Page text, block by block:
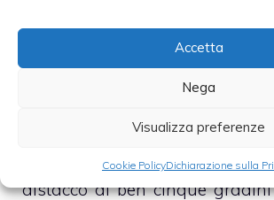
Accetta
Nega
Visualizza preferenze
Cookie PolicyDichiarazione sulla
tagliato il rating
portandolo da “AA2″ a
distacco di ben cinque